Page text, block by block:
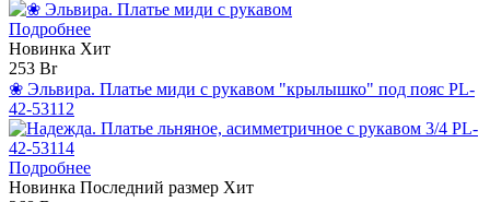
Подробнее
Новинка Хит
253 Br
❀ Эльвира. Платье миди с рукавом "крылышко" под пояс PL-
42-53112
Подробнее
Новинка Последний размер Хит